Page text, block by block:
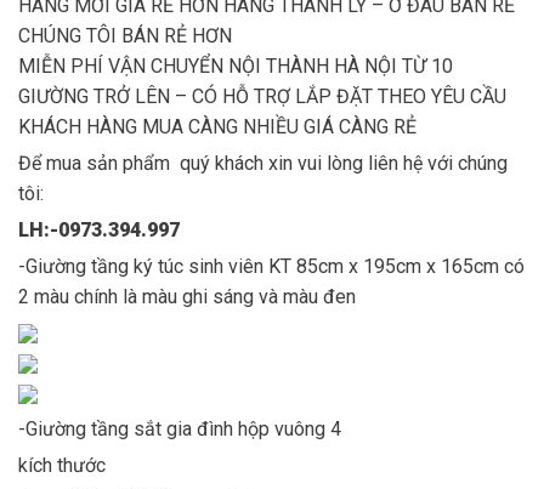
HÀNG MỚI GIÁ RẺ HƠN HÀNG THANH LÝ – Ở ĐÂU BÁN RẺ
CHÚNG TÔI BÁN RẺ HƠN
MIỄN PHÍ VẬN CHUYỂN NỘI THÀNH HÀ NỘI TỪ 10
GIƯỜNG TRỞ LÊN – CÓ HỖ TRỢ LẮP ĐẶT THEO YÊU CẦU
KHÁCH HÀNG MUA CÀNG NHIỀU GIÁ CÀNG RẺ
Để mua sản phẩm quý khách xin vui lòng liên hệ với chúng
tôi:
LH:-0973.394.997
-Giường tầng ký túc sinh viên KT 85cm x 195cm x 165cm có
2 màu chính là màu ghi sáng và màu đen
-Giường tầng sắt gia đình hộp vuông 4
kích thước